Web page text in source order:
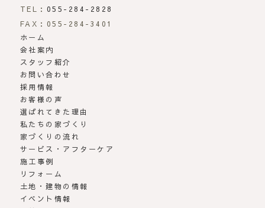
TEL： 055-284-2828
FAX：055-284-3401
ホーム
会社案内
スタッフ紹介
お問い合わせ
採用情報
お客様の声
選ばれてきた理由
私たちの家づくり
家づくりの流れ
サービス・アフターケア
施工事例
リフォーム
土地・建物の情報
イベント情報